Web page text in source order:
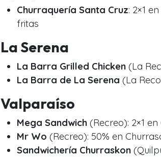
Churraquería Santa Cruz: 2×1
fritas
La Serena
La Barra Grilled Chicken (La
La Barra de La Serena (La
Valparaíso
Mega Sandwich (Recreo): 2×1
Mr Wo (Recreo): 50% en
Sandwichería Churraskon